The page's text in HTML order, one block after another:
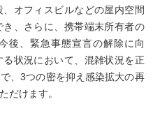
オフィスビルなどの屋内空間
、さらに、携帯端末所有者の
後、緊急事態宣言の解除に向
状況において、混雑状況を正
、3つの密を抑え感染拡大の再
だけます。